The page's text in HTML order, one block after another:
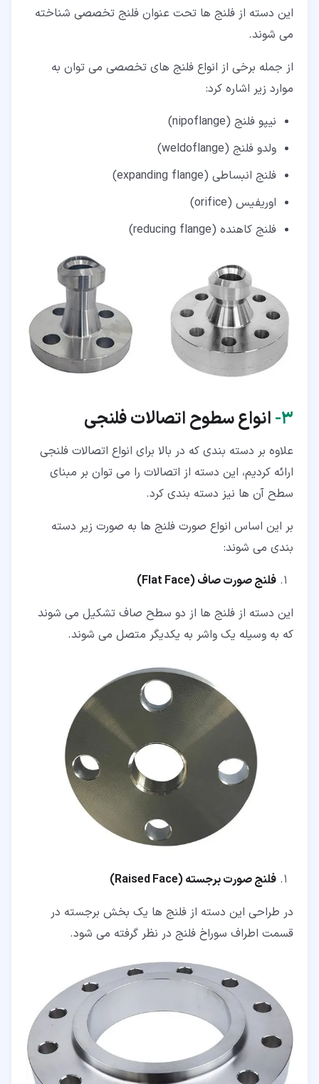
این دسته از فلنج ها تحت عنوان فلنج تخصصی شناخته
می شوند.
از جمله برخی از انواع فلنج های تخصصی می توان به
موارد زیر اشاره کرد:
نیپو فلنج (nipoflange)
ولدو فلنج (weldoflange)
فلنج انبساطی (expanding flange)
اوریفیس (orifice)
فلنج کاهنده (reducing flange)
۳‏- انواع سطوح اتصالات فلنجی
علاوه بر دسته بندی که در بالا برای انواع اتصالات فلنجی
ارائه کردیم، این دسته از اتصالات را می توان بر مبنای
سطح آن ها نیز دسته بندی کرد.
بر این اساس انواع صورت فلنج ها به صورت زیر دسته
بندی می شوند:
فلنج صورت صاف (Flat Face
)
این دسته از فلنج ها از دو سطح صاف تشکیل می شوند
که به وسیله یک واشر به یکدیگر متصل می شوند.
فلنج صورت برجسته (Raised Face
)
در طراحی این دسته از فلنج ها یک بخش برجسته در
قسمت اطراف سوراخ فلنج در نظر گرفته می شود.